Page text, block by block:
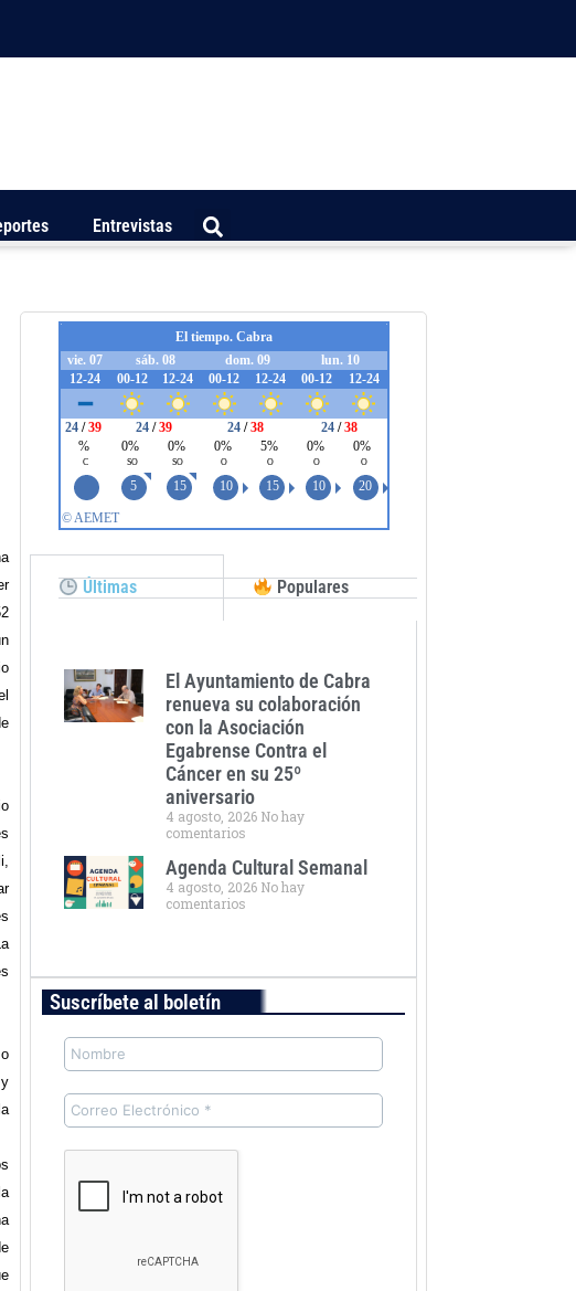
Entrevistas
Últimas Populares
El Ayuntamiento de Cabra
renueva su colaboración
con la Asociación
Egabrense Contra el
Cáncer en su 25º
aniversario
4 agosto, 2026 No hay
comentarios
Agenda Cultural Semanal
4 agosto, 2026 No hay
comentarios
Suscríbete al boletín